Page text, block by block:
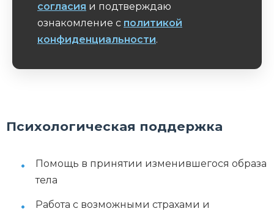
согласия и подтверждаю
ознакомление с политикой
конфиденциальности.
Психологическая поддержка
Помощь в принятии изменившегося образа
тела
Работа с возможными страхами и